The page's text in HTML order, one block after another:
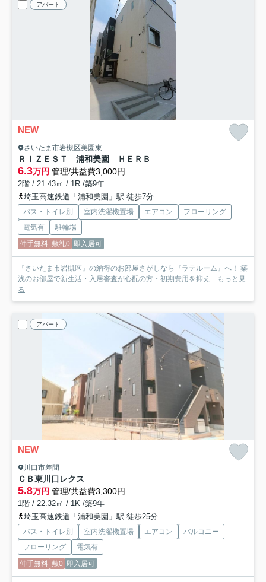
アパート
NEW
さいたま市岩槻区美園東
ＲＩＺＥＳＴ 浦和美園 ＨＥＲＢ
6.3万円 管理/共益費3,000円
2階 / 21.43㎡ / 1R /築9年
埼玉高速鉄道「浦和美園」駅 徒歩7分
バス・トイレ別 室内洗濯機置場 エアコン
フローリング
電気有
駐輪場
仲手無料 敷礼0 即入居可
『さいたま市岩槻区』の納得のお部屋さがしなら『ラテルーム』へ！ 築
浅のお部屋で新生活・入居審査が心配の方・初期費用を抑え... もっと見
る
アパート
NEW
川口市差間
ＣＢ東川口レクス
5.8万円 管理/共益費3,300円
1階 / 22.32㎡ / 1K /築9年
埼玉高速鉄道「浦和美園」駅 徒歩25分
バス・トイレ別 室内洗濯機置場 エアコン
バルコニー
フローリング
電気有
仲手無料 敷0 即入居可